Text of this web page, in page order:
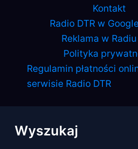
Kontakt
Radio DTR w
Reklama w Radiu
Polityka
Regulamin płatności
serwisie Radio DTR
Wyszukaj